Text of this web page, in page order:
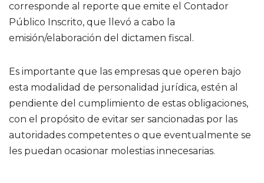
corresponde al reporte que emite el Contador
Público Inscrito, que llevó a cabo la
emisión/elaboración del dictamen fiscal.
Es importante que las empresas que operen bajo
esta modalidad de personalidad jurídica, estén al
pendiente del cumplimiento de estas obligaciones,
con el propósito de evitar ser sancionadas por las
autoridades competentes o que eventualmente se
les puedan ocasionar molestias innecesarias.